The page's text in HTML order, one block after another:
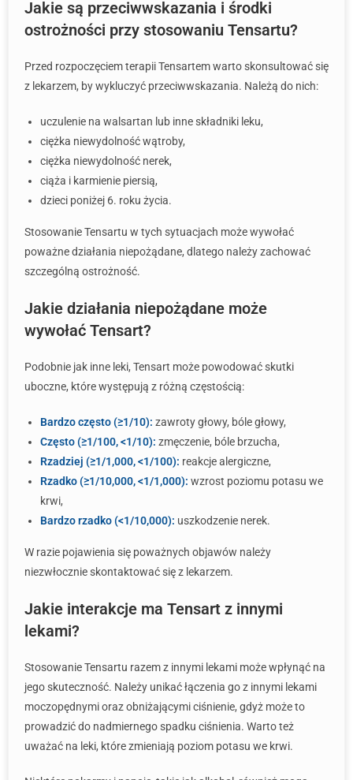
Jakie są przeciwwskazania i środki
ostrożności przy stosowaniu Tensartu?
Przed rozpoczęciem terapii Tensartem warto skonsultować się
z lekarzem, by wykluczyć przeciwwskazania. Należą do nich:
uczulenie na walsartan lub inne składniki leku,
ciężka niewydolność wątroby,
ciężka niewydolność nerek,
ciąża i karmienie piersią,
dzieci poniżej 6. roku życia.
Stosowanie Tensartu w tych sytuacjach może wywołać
poważne działania niepożądane, dlatego należy zachować
szczególną ostrożność.
Jakie działania niepożądane może
wywołać Tensart?
Podobnie jak inne leki, Tensart może powodować skutki
uboczne, które występują z różną częstością:
Bardzo często (≥1/10): zawroty głowy, bóle głowy,
Często (≥1/100, <1/10): zmęczenie, bóle brzucha,
Rzadziej (≥1/1,000, <1/100): reakcje alergiczne,
Rzadko (≥1/10,000, <1/1,000): wzrost poziomu potasu we
krwi,
Bardzo rzadko (<1/10,000): uszkodzenie nerek.
W razie pojawienia się poważnych objawów należy
niezwłocznie skontaktować się z lekarzem.
Jakie interakcje ma Tensart z innymi
lekami?
Stosowanie Tensartu razem z innymi lekami może wpłynąć na
jego skuteczność. Należy unikać łączenia go z innymi lekami
moczopędnymi oraz obniżającymi ciśnienie, gdyż może to
prowadzić do nadmiernego spadku ciśnienia. Warto też
uważać na leki, które zmieniają poziom potasu we krwi.